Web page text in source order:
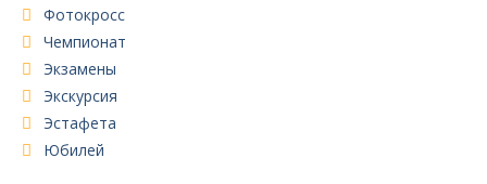
Фотокросс
Чемпионат
Экзамены
Экскурсия
Эстафета
Юбилей